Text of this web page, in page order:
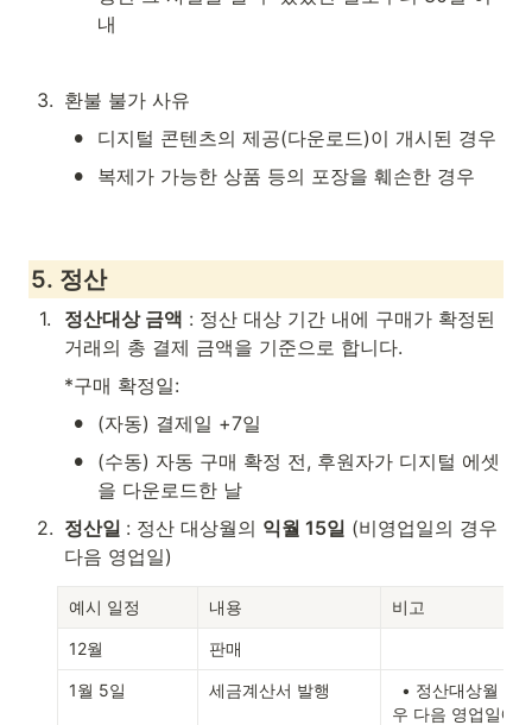
내
3. 환불 불가 사유
• 디지털 콘텐츠의 제공(다운로드)이 개시된 경우
• 복제가 가능한 상품 등의 포장을 훼손한 경우
5. 정산
1. 정산대상 금액 : 정산 대상 기간 내에 구매가 확정된
거래의 총 결제 금액을 기준으로 합니다.
*구매 확정일:
• (자동) 결제일 +7일
•
(수동) 자동 구매 확정 전, 후원자가 디지털 에셋
을 다운로드한 날
2. 정산일 : 정산 대상월의 익월 15일 (비영업일의 경우
다음 영업일)
예시 일정 내용 비고
12월 판매
1월 5일 세금계산서 발행
우 다음 영업일에